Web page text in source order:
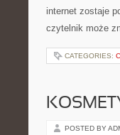
internet zostaje
czytelnik może
CATEGORIES:
POSTED BY